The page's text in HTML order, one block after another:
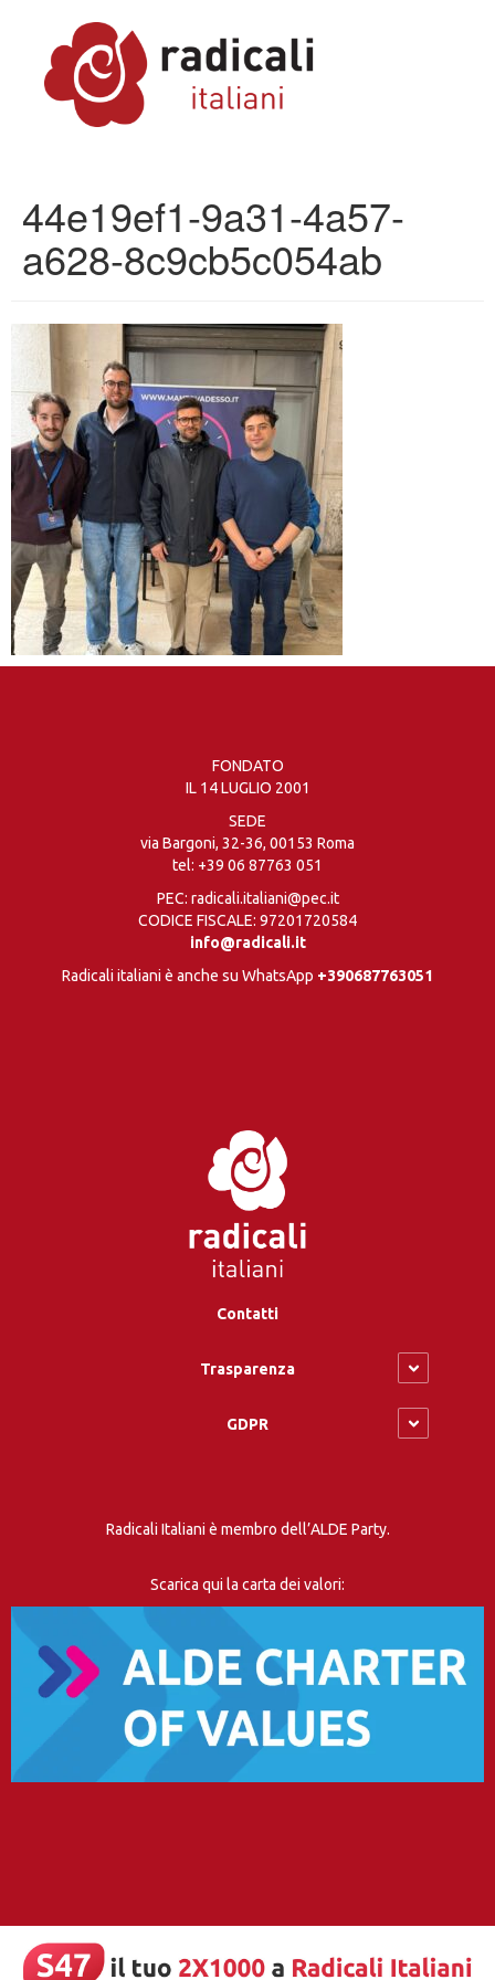
44e19ef1-9a31-4a57-
a628-8c9cb5c054ab
FONDATO
IL 14 LUGLIO 2001
SEDE
via Bargoni, 32-36, 00153 Roma
tel: +39 06 87763 051
PEC: radicali.italiani@pec.it
CODICE FISCALE: 97201720584
info@radicali.it
Radicali italiani è anche su WhatsApp +390687763051
Contatti
Trasparenza
GDPR
Radicali Italiani è membro dell’ALDE Party.
Scarica qui la carta dei valori: